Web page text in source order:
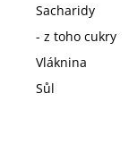
Sacharidy
- z toho cukry
Vláknina
Sůl